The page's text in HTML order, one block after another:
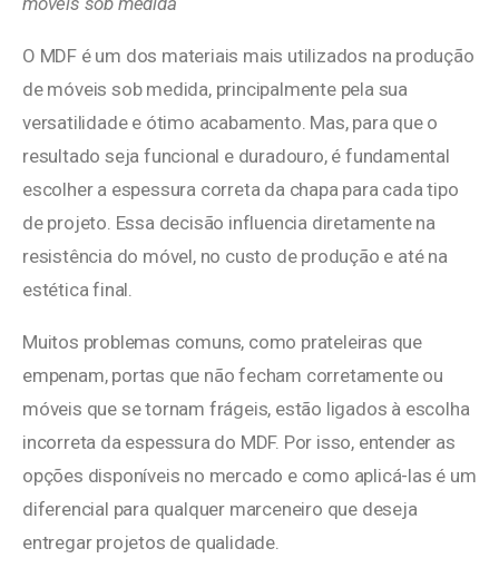
O MDF é um dos materiais mais utilizados na produção
de móveis sob medida, principalmente pela sua
versatilidade e ótimo acabamento. Mas, para que o
resultado seja funcional e duradouro, é fundamental
escolher a espessura correta da chapa para cada tipo
de projeto. Essa decisão influencia diretamente na
resistência do móvel, no custo de produção e até na
estética final.
Muitos problemas comuns, como prateleiras que
empenam, portas que não fecham corretamente ou
móveis que se tornam frágeis, estão ligados à escolha
incorreta da espessura do MDF. Por isso, entender as
opções disponíveis no mercado e como aplicá-las é um
diferencial para qualquer marceneiro que deseja
entregar projetos de qualidade.